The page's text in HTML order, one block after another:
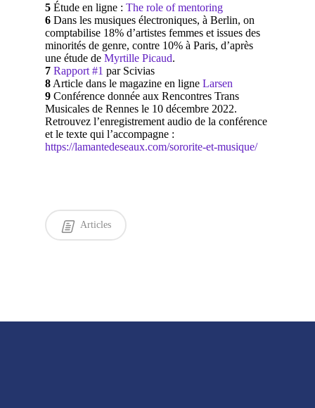
5 Étude en ligne : The role of mentoring
6 Dans les musiques électroniques, à Berlin, on
comptabilise 18% d’artistes femmes et issues des
minorités de genre, contre 10% à Paris, d’après
une étude de Myrtille Picaud.
7 Rapport #1 par Scivias
8 Article dans le magazine en ligne Larsen
9 Conférence donnée aux Rencontres Trans
Musicales de Rennes le 10 décembre 2022.
Retrouvez l’enregistrement audio de la conférence
et le texte qui l’accompagne :
https://lamantedeseaux.com/sororite-et-musique/
Articles